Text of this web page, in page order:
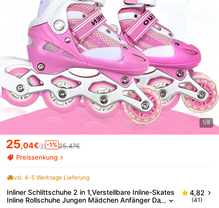
1/8
25,04€ -1% 25,47€
Preissenkung
vsl. 4-5 Werktage Lieferung
Inliner Schlittschuhe 2 in 1,Verstellbare Inline-Skates
Inline Rollschuhe Jungen Mädchen Anfänger Da
4,82
(41)